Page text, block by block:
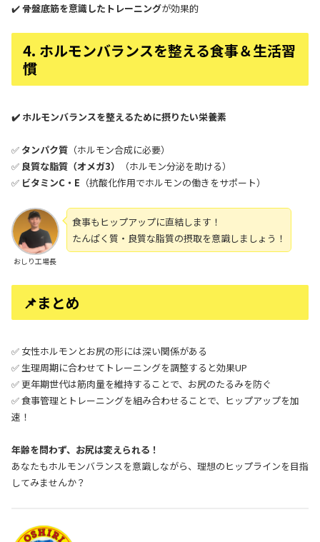
✔️骨盤底筋を意識したトレーニングが効果的
4. ホルモンバランスを整える食事＆生活習
慣
✔️ ホルモンバランスを整えるために摂りたい栄養素
✅ タンパク質 （ホルモン合成に必要）
✅ 良質な脂質（オメガ3）
（ホルモン分泌を助ける）
✅ ビタミンC・E （抗酸化作用でホルモンの働きをサポート）
おしり工場長
食事もヒップアップに直結します！
たんぱく質・良質な脂質の摂取を意識しましょう！
📌まとめ
✅ 女性ホルモンとお尻の形には深い関係がある
✅ 生理周期に合わせてトレーニングを調整すると効果UP
✅ 更年期世代は筋肉量を維持することで、お尻のたるみを防ぐ
✅ 食事管理とトレーニングを組み合わせることで、ヒップアップを加
速！
年齢を問わず、お尻は変えられる！
あなたもホルモンバランスを意識しながら、理想のヒップラインを目指
してみませんか？